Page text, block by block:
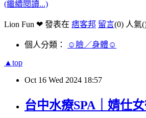
(繼續閱讀...)
Lion Fun ❤ 發表在 痞客邦 留言(0) 人氣(
個人分類： ☺臉／身體☺
▲top
Oct 16 Wed 2024 18:57
台中水療SPA｜婧仕